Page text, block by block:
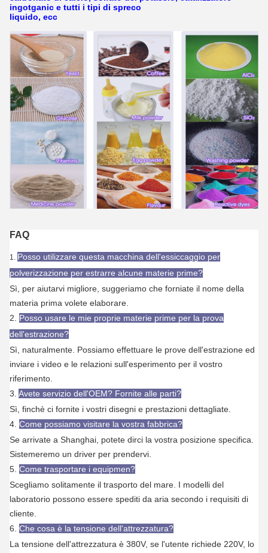
ingotganic e tutti i tipi di spreco
liquido, ecc
FAQ
1. Posso utilizzare questa macchina dell'essiccaggio per
polverizzazione per estrarre alcune materie prime?
Sì, per aiutarvi migliore, suggeriamo che forniate il nome della
materia prima volete elaborare.
2. Posso usare le mie proprie materie prime per la prova
dell'estrazione?
Sì, naturalmente. Possiamo effettuare le prove dell'estrazione ed
inviare i video e le relazioni sull'esperimento per il vostro
riferimento.
3. Avete servizio dell'OEM? Fornite alle parti?
Sì, finchè ci fornite i vostri disegni e prestazioni dettagliate.
4. Come possiamo visitare la vostra fabbrica?
Se arrivate a Shanghai, potete dirci la vostra posizione specifica.
Sistemeremo un driver per prendervi.
5. Come trasportare i equipmen?
Scegliamo solitamente il trasporto del mare. I modelli del
laboratorio possono essere spediti da aria secondo i requisiti di
cliente.
6. Che cosa è la tensione dell'attrezzatura?
La tensione dell'attrezzatura è 380V, se l'utente richiede 220V, lo